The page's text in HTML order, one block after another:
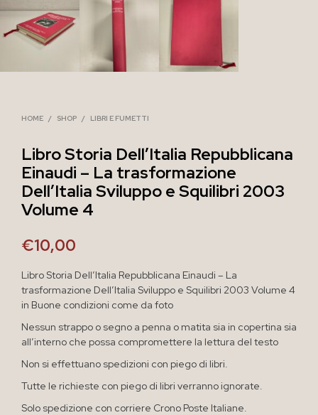
HOME / SHOP / LIBRI E FUMETTI
Libro Storia Dell’Italia Repubblicana
Einaudi – La trasformazione
Dell’Italia Sviluppo e Squilibri 2003
Volume 4
€10,00
Libro Storia Dell’Italia Repubblicana Einaudi – La
trasformazione Dell’Italia Sviluppo e Squilibri 2003 Volume 4
in Buone condizioni come da foto
Nessun strappo o segno a penna o matita sia in copertina sia
all’interno che possa compromettere la lettura del testo
Non si effettuano spedizioni con piego di libri.
Tutte le richieste con piego di libri verranno ignorate.
Solo spedizione con corriere Crono Poste Italiane.